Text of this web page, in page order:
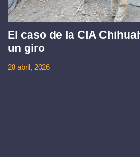
El caso de la CIA
un giro
28 abril, 2026